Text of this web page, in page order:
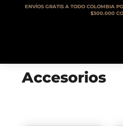
ENVÍOS GRATIS A TODO COLOMBIA
$300.000
Accesorios